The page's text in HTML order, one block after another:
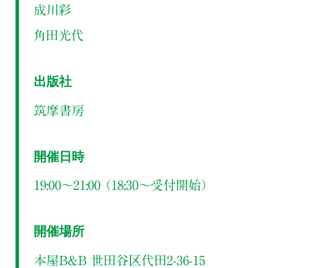
成川彩
角田光代
出版社
筑摩書房
開催日時
19:00～21:00 （18:30〜受付開始）
開催場所
本屋B&B 世田谷区代田2-36-15